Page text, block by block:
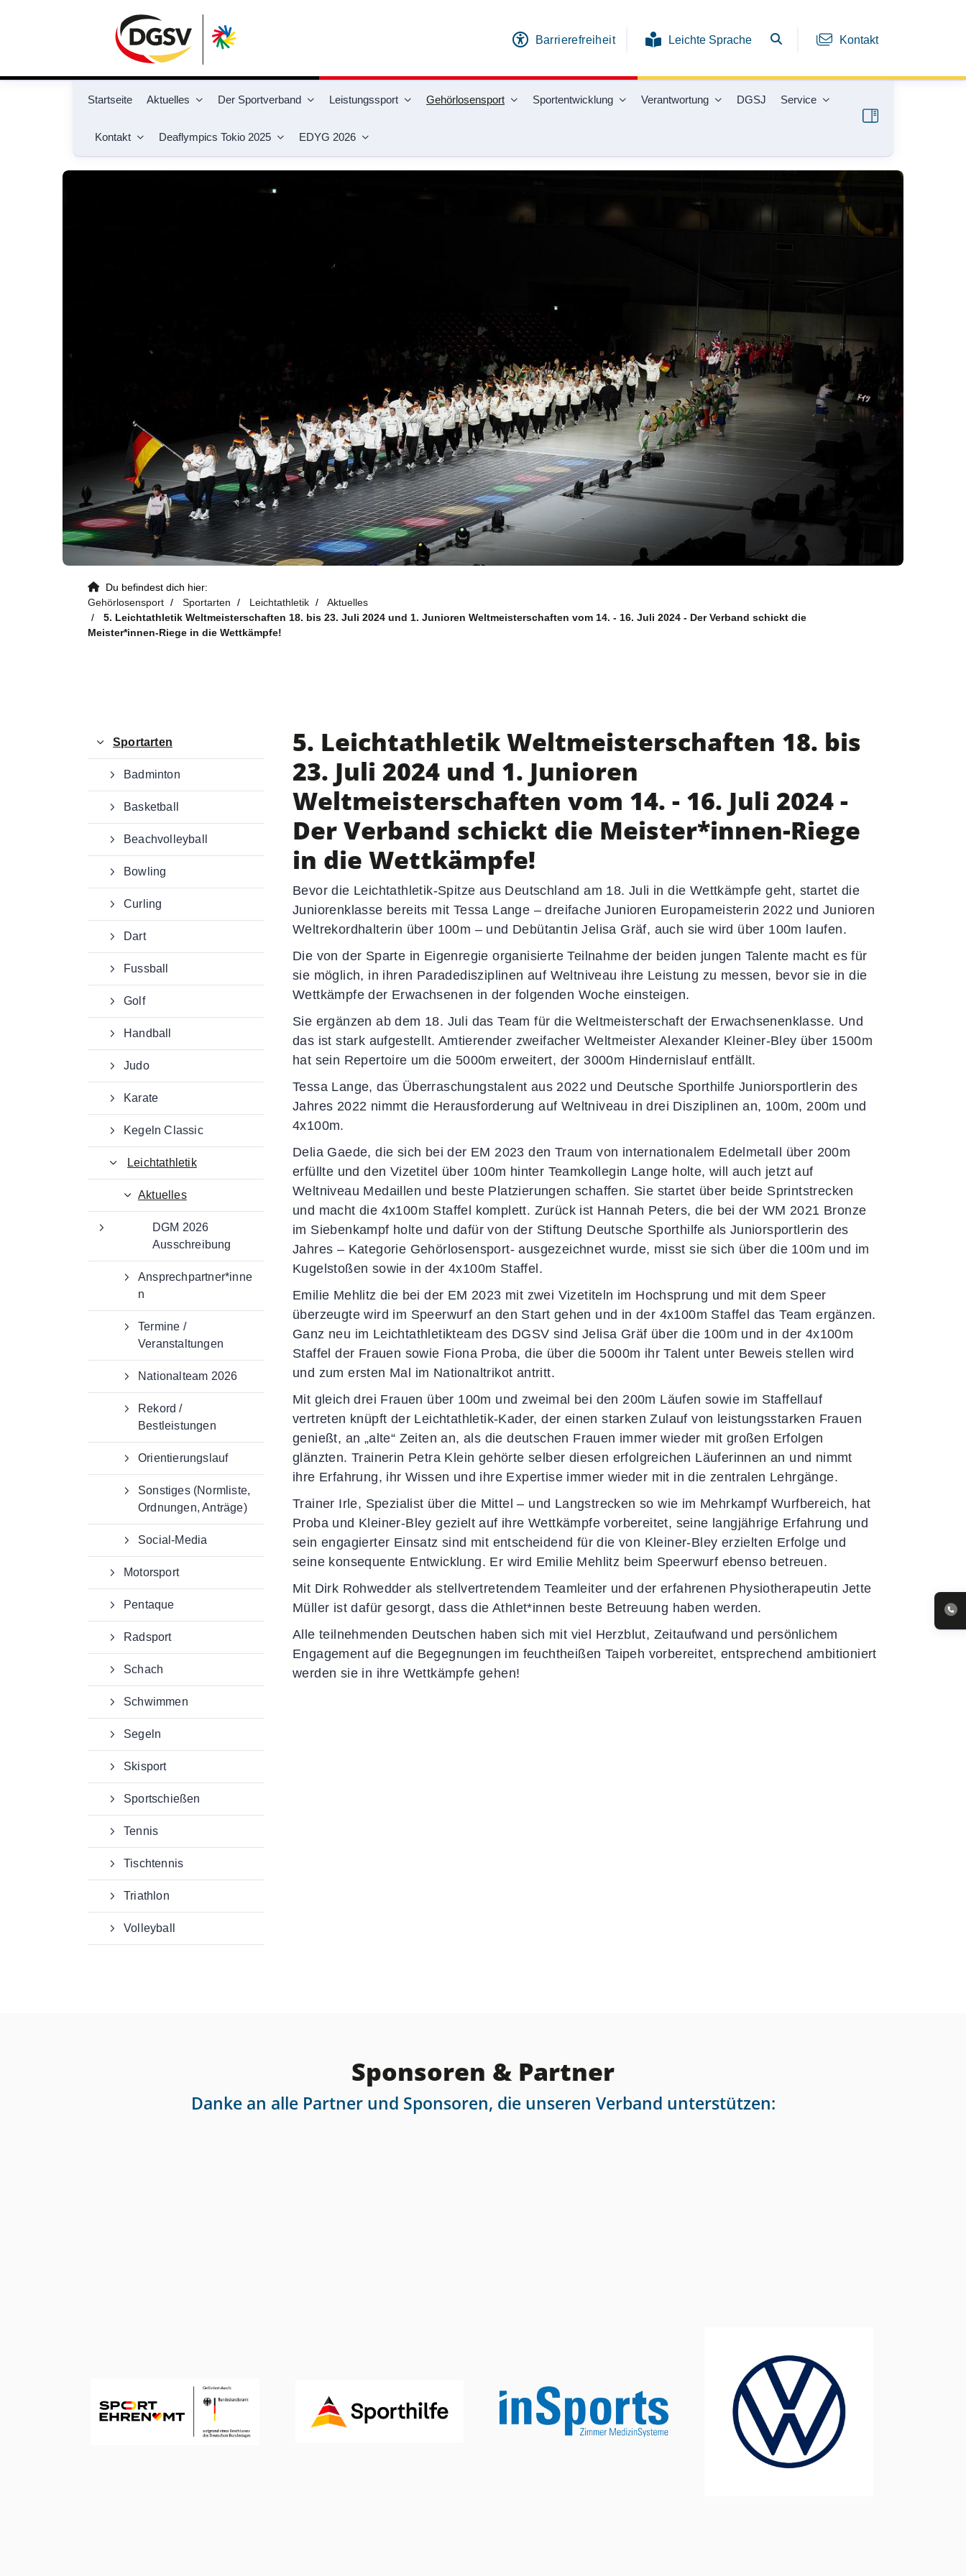
Barrierefreiheit Leichte Sprache Kontakt
Startseite Aktuelles Der Sportverband Leistungssport Gehörlosensport Sportentwicklung Verantwortung DGSJ Service
Kontakt Deaflympics Tokio 2025 EDYG 2026
Du befindest dich hier:
Gehörlosensport
Sportarten Leichtathletik
Aktuelles
5. Leichtathletik Weltmeisterschaften 18. bis 23. Juli 2024 und 1. Junioren Weltmeisterschaften vom 14. - 16. Juli 2024 - Der Verband schickt die
Meister*innen-Riege in die Wettkämpfe!
5. Leichtathletik Weltmeisterschaften 18. bis
23. Juli 2024 und 1. Junioren
Weltmeisterschaften vom 14. - 16. Juli 2024 -
Der Verband schickt die Meister*innen-Riege
in die Wettkämpfe!
Bevor die Leichtathletik-Spitze aus Deutschland am 18. Juli in die Wettkämpfe geht, startet die
Juniorenklasse bereits mit Tessa Lange – dreifache Junioren Europameisterin 2022 und Junioren
Weltrekordhalterin über 100m – und Debütantin Jelisa Gräf, auch sie wird über 100m laufen.
Die von der Sparte in Eigenregie organisierte Teilnahme der beiden jungen Talente macht es für
sie möglich, in ihren Paradedisziplinen auf Weltniveau ihre Leistung zu messen, bevor sie in die
Wettkämpfe der Erwachsenen in der folgenden Woche einsteigen.
Sie ergänzen ab dem 18. Juli das Team für die Weltmeisterschaft der Erwachsenenklasse. Und
das ist stark aufgestellt. Amtierender zweifacher Weltmeister Alexander Kleiner-Bley über 1500m
hat sein Repertoire um die 5000m erweitert, der 3000m Hindernislauf entfällt.
Tessa Lange, das Überraschungstalent aus 2022 und Deutsche Sporthilfe Juniorsportlerin des
Jahres 2022 nimmt die Herausforderung auf Weltniveau in drei Disziplinen an, 100m, 200m und
4x100m.
Delia Gaede, die sich bei der EM 2023 den Traum von internationalem Edelmetall über 200m
erfüllte und den Vizetitel über 100m hinter Teamkollegin Lange holte, will auch jetzt auf
Weltniveau Medaillen und beste Platzierungen schaffen. Sie startet über beide Sprintstrecken
und macht die 4x100m Staffel komplett. Zurück ist Hannah Peters, die bei der WM 2021 Bronze
im Siebenkampf holte und dafür von der Stiftung Deutsche Sporthilfe als Juniorsportlerin des
Jahres – Kategorie Gehörlosensport- ausgezeichnet wurde, misst sie sich über die 100m und im
Kugelstoßen sowie in der 4x100m Staffel.
Emilie Mehlitz die bei der EM 2023 mit zwei Vizetiteln im Hochsprung und mit dem Speer
überzeugte wird im Speerwurf an den Start gehen und in der 4x100m Staffel das Team ergänzen.
Ganz neu im Leichtathletikteam des DGSV sind Jelisa Gräf über die 100m und in der 4x100m
Staffel der Frauen sowie Fiona Proba, die über die 5000m ihr Talent unter Beweis stellen wird
und zum ersten Mal im Nationaltrikot antritt.
Mit gleich drei Frauen über 100m und zweimal bei den 200m Läufen sowie im Staffellauf
vertreten knüpft der Leichtathletik-Kader, der einen starken Zulauf von leistungsstarken Frauen
genießt, an „alte“ Zeiten an, als die deutschen Frauen immer wieder mit großen Erfolgen
glänzten. Trainerin Petra Klein gehörte selber diesen erfolgreichen Läuferinnen an und nimmt
ihre Erfahrung, ihr Wissen und ihre Expertise immer wieder mit in die zentralen Lehrgänge.
Trainer Irle, Spezialist über die Mittel – und Langstrecken so wie im Mehrkampf Wurfbereich, hat
Proba und Kleiner-Bley gezielt auf ihre Wettkämpfe vorbereitet, seine langjährige Erfahrung und
sein engagierter Einsatz sind mit entscheidend für die von Kleiner-Bley erzielten Erfolge und
seine konsequente Entwicklung. Er wird Emilie Mehlitz beim Speerwurf ebenso betreuen.
Mit Dirk Rohwedder als stellvertretendem Teamleiter und der erfahrenen Physiotherapeutin Jette
Müller ist dafür gesorgt, dass die Athlet*innen beste Betreuung haben werden.
Alle teilnehmenden Deutschen haben sich mit viel Herzblut, Zeitaufwand und persönlichem
Engagement auf die Begegnungen im feuchtheißen Taipeh vorbereitet, entsprechend ambitioniert
werden sie in ihre Wettkämpfe gehen!
Sportarten
Badminton
Basketball
Beachvolleyball
Bowling
Curling
Dart
Fussball
Golf
Handball
Judo
Karate
Kegeln Classic
Leichtathletik
Aktuelles
DGM 2026
Ausschreibung
Ansprechpartner*inne
n
Termine /
Veranstaltungen
Nationalteam 2026
Rekord /
Bestleistungen
Orientierungslauf
Sonstiges (Normliste,
Ordnungen, Anträge)
Social-Media
Motorsport
Pentaque
Radsport
Schach
Schwimmen
Segeln
Skisport
Sportschießen
Tennis
Tischtennis
Triathlon
Volleyball
Sponsoren & Partner
Danke an alle Partner und Sponsoren, die unseren Verband unterstützen:
Kontaktdaten
0221 650 867 20
office@dg-sv.de
Sportkalender
Social-Media-News
Sportdeutschland-News
Fragen & Antworten